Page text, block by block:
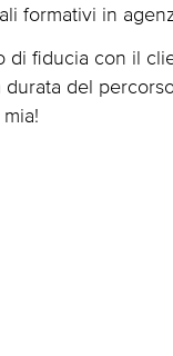
formativi in
di fiducia con il
del